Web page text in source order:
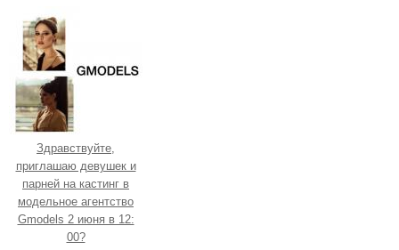
Здравствуйте,
приглашаю девушек и
парней на кастинг в
модельное агентство
Gmodels 2 июня в 12:
00?